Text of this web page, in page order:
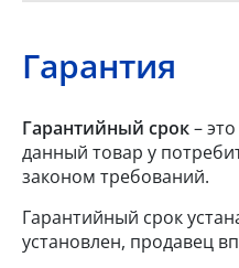
Гарантия
Гарантийный срок–
данный товар у
законом требований.
Гарантийный срок
установлен, продавец